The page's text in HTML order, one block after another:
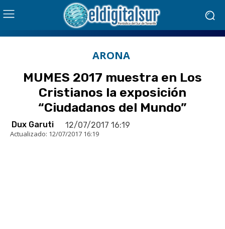
ARONA
MUMES 2017 muestra en Los
Cristianos la exposición
“Ciudadanos del Mundo”
Dux Garuti 12/07/2017 16:19
Actualizado: 12/07/2017 16:19